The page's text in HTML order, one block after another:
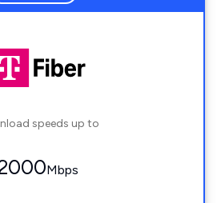
speeds up to
Mbps